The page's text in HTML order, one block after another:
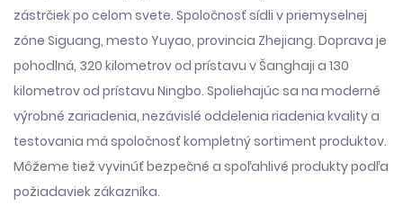
zástrčiek po celom svete. Spoločnosť sídli v priemyselnej
zóne Siguang, mesto Yuyao, provincia Zhejiang. Doprava je
pohodlná, 320 kilometrov od prístavu v Šanghaji a 130
kilometrov od prístavu Ningbo. Spoliehajúc sa na moderné
výrobné zariadenia, nezávislé oddelenia riadenia kvality a
testovania má spoločnosť kompletný sortiment produktov.
Môžeme tiež vyvinúť bezpečné a spoľahlivé produkty podľa
požiadaviek zákazníka.